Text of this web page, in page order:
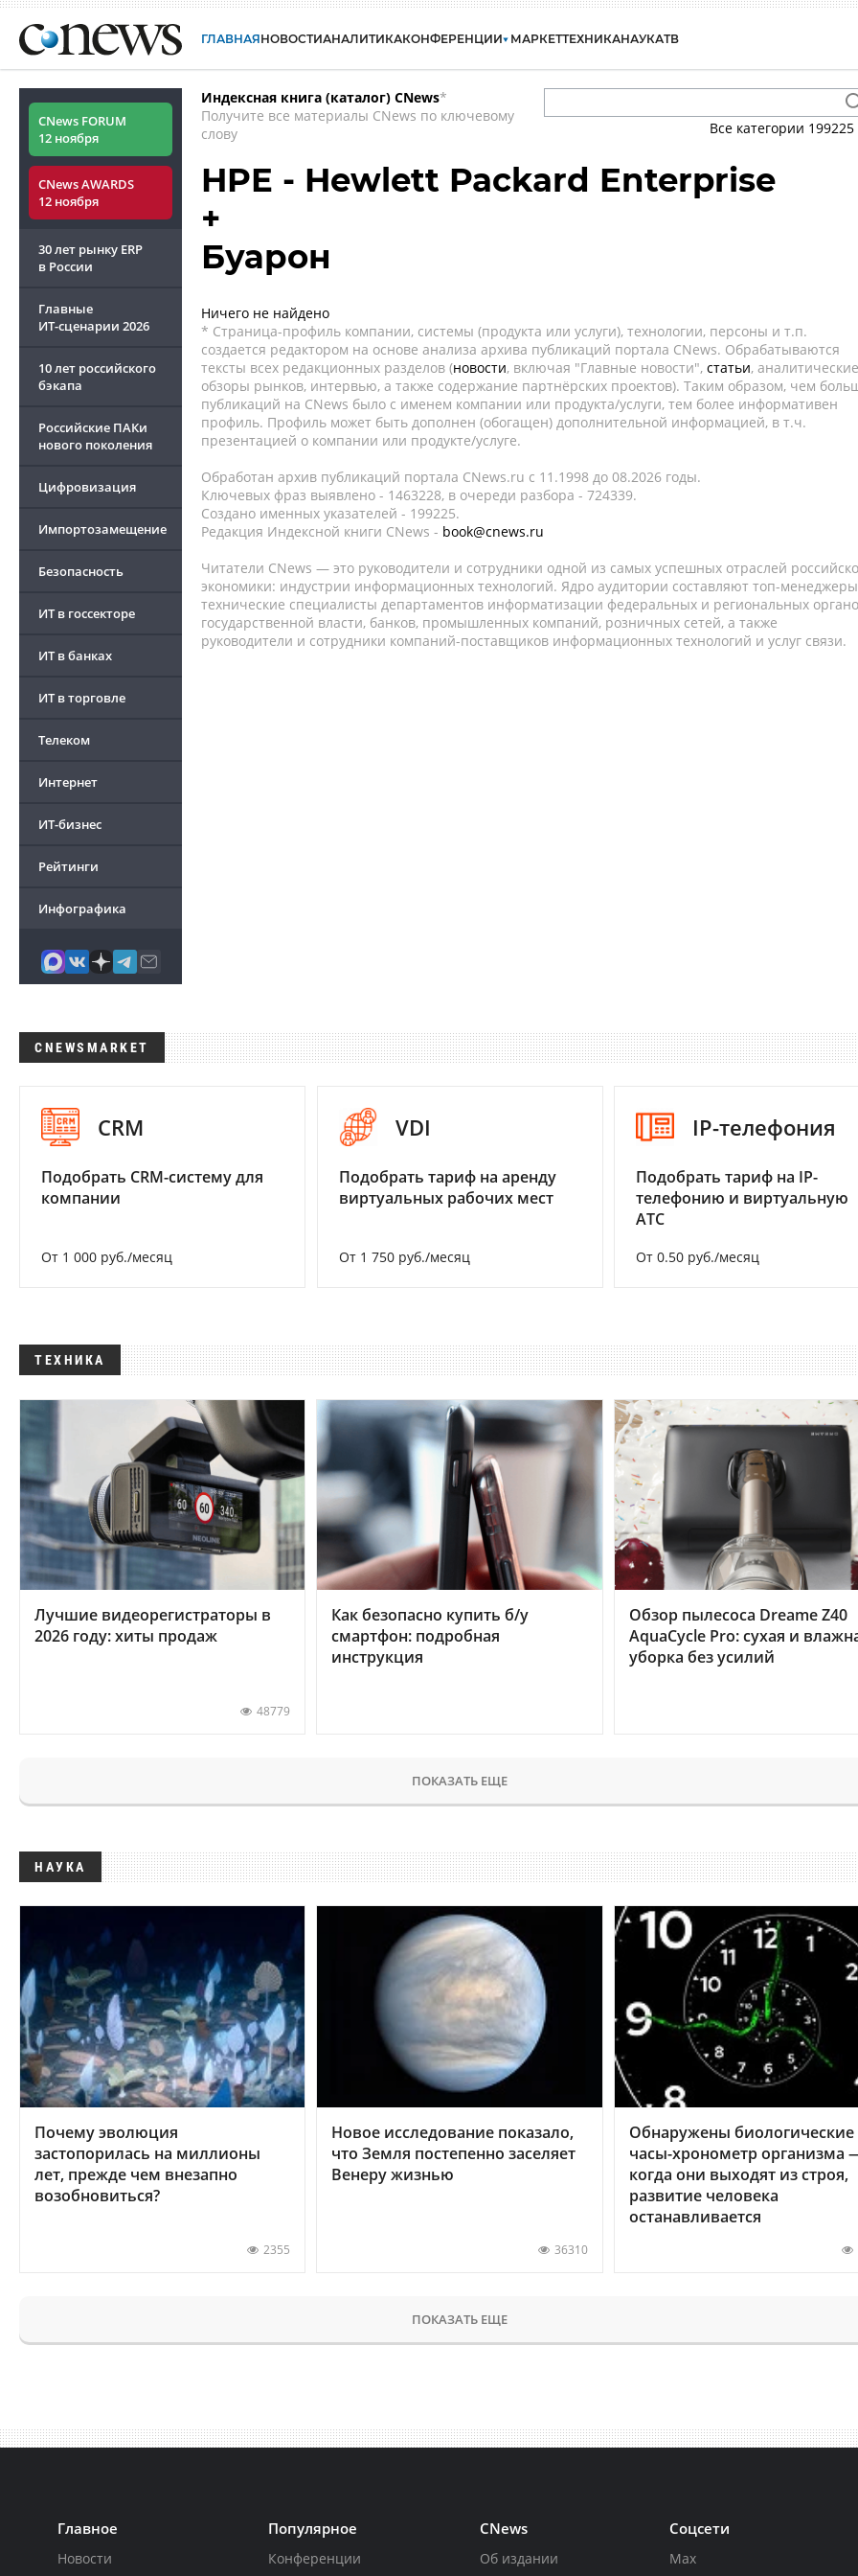
ГЛАВНАЯНОВОСТИАНАЛИТИКАКОНФЕРЕНЦИИ МАРКЕТТЕХНИКАНАУКАТВ
CNews FORUM
12 ноября
CNews AWARDS
12 ноября
30 лет рынку ERP
в России
Главные
ИТ-сценарии 2026
10 лет российского
бэкапа
Российские ПАКи
нового поколения
Цифровизация
Импортозамещение
Безопасность
ИТ в госсекторе
ИТ в банках
ИТ в торговле
Телеком
Интернет
ИТ-бизнес
Рейтинги
Инфографика
Индексная книга (каталог) CNews*
Получите все материалы CNews по ключевому
слову
Все категории 199225
HPE - Hewlett Packard Enterprise
+
Буарон
Ничего не найдено
* Страница-профиль компании, системы (продукта или услуги), технологии, персоны и т.п.
создается редактором на основе анализа архива публикаций портала CNews. Обрабатываются
тексты всех редакционных разделов (новости, включая "Главные новости", статьи, аналитические
обзоры рынков, интервью, а также содержание партнёрских проектов). Таким образом, чем
публикаций на CNews было с именем компании или продукта/услуги, тем более информативен
профиль. Профиль может быть дополнен (обогащен) дополнительной информацией, в т.ч.
презентацией о компании или продукте/услуге.
Обработан архив публикаций портала CNews.ru c 11.1998 до 08.2026 годы.
Ключевых фраз выявлено - 1463228, в очереди разбора - 724339.
Создано именных указателей - 199225.
Редакция Индексной книги CNews - book@cnews.ru
Читатели CNews — это руководители и сотрудники одной из самых успешных отраслей
экономики: индустрии информационных технологий. Ядро аудитории составляют топ-
технические специалисты департаментов информатизации федеральных и региональных
государственной власти, банков, промышленных компаний, розничных сетей, а также
руководители и сотрудники компаний-поставщиков информационных технологий и услуг связи.
CNEWSMARKET
CRM
Подобрать CRM-систему для
компании
От 1 000 руб./месяц
VDI
Подобрать тариф на аренду
виртуальных рабочих мест
От 1 750 руб./месяц
IP-телефония
Подобрать тариф на IP-
телефонию и виртуальную
АТС
От 0.50 руб./месяц
ТЕХНИКА
Лучшие видеорегистраторы в
2026 году: хиты продаж
48779
Как безопасно купить б/у
смартфон: подробная
инструкция
Обзор пылесоса Dreame Z40
AquaCycle Pro: сухая и
уборка без усилий
ПОКАЗАТЬ ЕЩЕ
НАУКА
Почему эволюция
застопорилась на миллионы
лет, прежде чем внезапно
возобновиться?
2355
Новое исследование показало,
что Земля постепенно заселяет
Венеру жизнью
36310
Обнаружены биологические
часы-хронометр организма
когда они выходят из строя,
развитие человека
останавливается
ПОКАЗАТЬ ЕЩЕ
Главное
Новости
Популярное
Конференции
CNews
Об издании
Соцсети
Max